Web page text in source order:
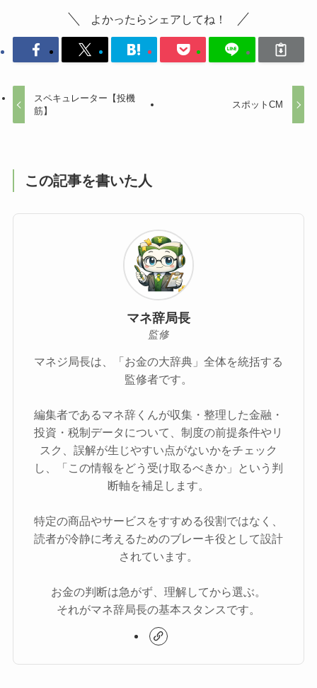
よかったらシェアしてね！
スペキュレーター【投機
筋】
スポットCM
この記事を書いた人
マネ辞局長
監修
マネジ局長は、「お金の大辞典」全体を統括する
監修者です。
編集者であるマネ辞くんが収集・整理した金融・
投資・税制データについて、制度の前提条件やリ
スク、誤解が生じやすい点がないかをチェック
し、「この情報をどう受け取るべきか」という判
断軸を補足します。
特定の商品やサービスをすすめる役割ではなく、
読者が冷静に考えるためのブレーキ役として設計
されています。
お金の判断は急がず、理解してから選ぶ。
それがマネ辞局長の基本スタンスです。